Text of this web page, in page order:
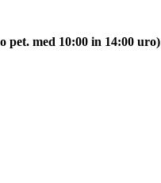
pet. med 10:00 in 14:00 uro)